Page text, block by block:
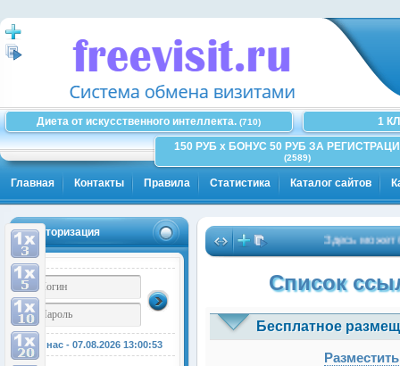
Диета от искусственного интеллекта. (710)
1
150 РУБ x БОНУС 50 РУБ ЗА
(2589)
Главная Контакты Правила Статистика Каталог сайтов
Авторизация
У нас - 07.08.2026 13:00:54
Здесь может
Список
Бесплатное